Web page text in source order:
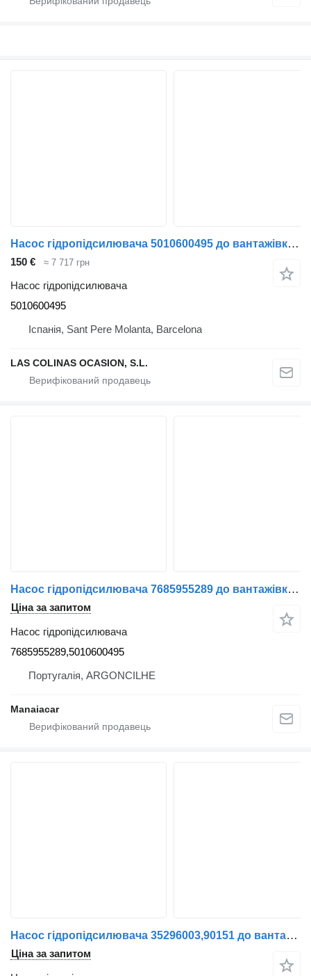
Насос гідропідсилювача 5010600495 до вантажівки Renault Midlum
150 € ≈ 7 717 грн
Насос гідропідсилювача
5010600495
Іспанія, Sant Pere Molanta, Barcelona
LAS COLINAS OCASION, S.L.
Насос гідропідсилювача 7685955289 до вантажівки Renault Midlum | 00
Ціна за запитом
Насос гідропідсилювача
7685955289,5010600495
Португалія, ARGONCILHE
Manaiacar
Насос гідропідсилювача 35296003,90151 до вантажівки Renault Midlum | 00
Ціна за запитом